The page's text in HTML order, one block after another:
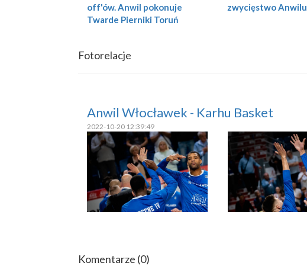
off'ów. Anwil pokonuje
Twarde Pierniki Toruń
zwycięstwo Anwilu
Fotorelacje
Anwil Włocławek - Karhu Basket
2022-10-20 12:39:49
Komentarze (0)